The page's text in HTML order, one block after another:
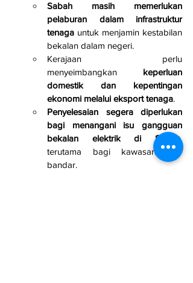
Sabah masih memerlukan
pelaburan dalam infrastruktur
tenaga untuk menjamin kestabilan
bekalan dalam negeri.
Kerajaan perlu
menyeimbangkan keperluan
domestik dan kepentingan
ekonomi melalui eksport tenaga.
Penyelesaian segera diperlukan
bagi menangani isu gangguan
bekalan elektrik di Sabah,
terutama bagi kawasan luar
bandar.